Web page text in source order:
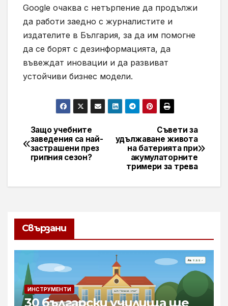
Google очаква с нетърпение да продължи
да работи заедно с журналистите и
издателите в България, за да им помогне
да се борят с дезинформацията, да
въвеждат иновации и да развиват
устойчиви бизнес модели.
Навигация
Съвети за
удължаване живота
на батерията при
акумулаторните
тримери за трева
Защо учебните
заведения са най-
застрашени през
грипния сезон?
Свързани
ИНСТРУМЕНТИ
30 български училища ще